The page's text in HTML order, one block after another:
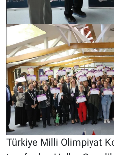
Türkiye Milli Olimpiyat